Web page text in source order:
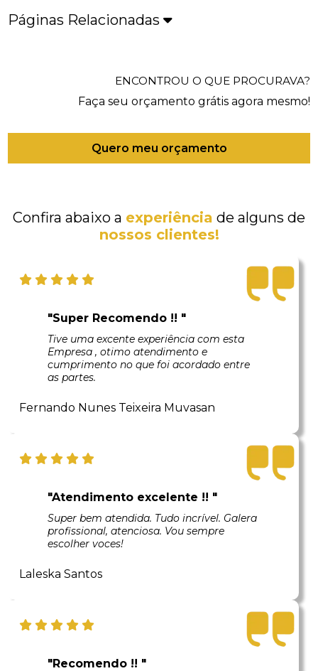
Páginas Relacionadas
ENCONTROU O QUE PROCURAVA?
Faça seu orçamento grátis agora mesmo!
Quero meu orçamento
Confira abaixo a experiência de alguns de
nossos clientes!
"Super Recomendo !! "
Tive uma excente experiência com esta
Empresa , otimo atendimento e
cumprimento no que foi acordado entre
as partes.
Fernando Nunes Teixeira Muvasan
"Atendimento excelente !! "
Super bem atendida. Tudo incrível. Galera
profissional, atenciosa. Vou sempre
escolher voces!
Laleska Santos
"Recomendo !! "